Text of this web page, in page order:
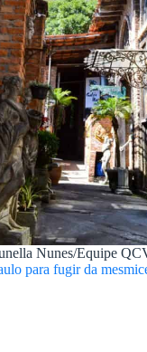
Nunes/Equipe
para fugir da